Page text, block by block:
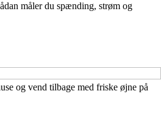
måler du spænding, strøm og
og vend tilbage med friske øjne på